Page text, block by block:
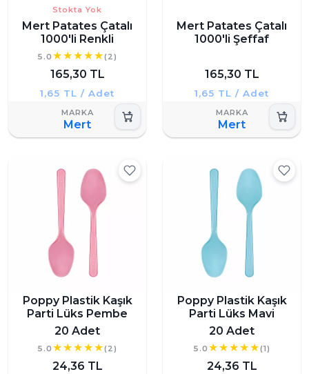
Stokta Yok
Mert Patates Çatalı
1000'li Renkli
5.0 (2)
165,30 TL
1,65 TL / Adet
Mert
Mert Patates Çatalı
1000'li Şeffaf
165,30 TL
1,65 TL / Adet
Mert
Poppy Plastik Kaşık
Parti Lüks Pembe
20 Adet
5.0 (2)
24,36 TL
Poppy Plastik Kaşık
Parti Lüks Mavi
20 Adet
5.0 (1)
24,36 TL